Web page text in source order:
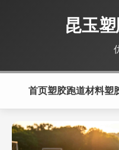
昆玉
首页塑胶跑道材料塑